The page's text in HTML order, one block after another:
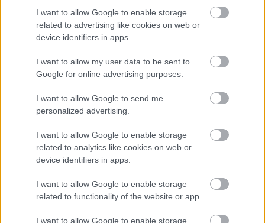
I want to allow Google to enable storage
related to advertising like cookies on web or
device identifiers in apps.
I want to allow my user data to be sent to
Google for online advertising purposes.
I want to allow Google to send me
personalized advertising.
I want to allow Google to enable storage
related to analytics like cookies on web or
device identifiers in apps.
I want to allow Google to enable storage
related to functionality of the website or app.
I want to allow Google to enable storage
Δημοφιλείς Ειδήσεις
Αυτό το επίδομα δίνει 300 ευρώ - Δεν
Τουρισμός για Όλους 2026: Voucher
έως 600 ευρώ - Ποια ΑΦΜ παίρνουν